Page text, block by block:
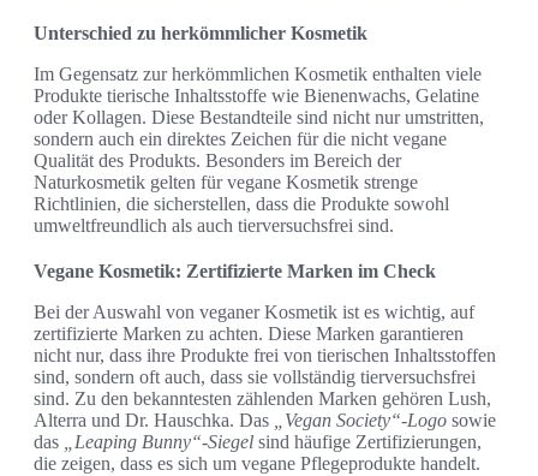
Unterschied zu herkömmlicher Kosmetik
Im Gegensatz zur herkömmlichen Kosmetik enthalten viele
Produkte tierische Inhaltsstoffe wie Bienenwachs, Gelatine
oder Kollagen. Diese Bestandteile sind nicht nur umstritten,
sondern auch ein direktes Zeichen für die nicht vegane
Qualität des Produkts. Besonders im Bereich der
Naturkosmetik gelten für vegane Kosmetik strenge
Richtlinien, die sicherstellen, dass die Produkte sowohl
umweltfreundlich als auch tierversuchsfrei sind.
Vegane Kosmetik: Zertifizierte Marken im Check
Bei der Auswahl von veganer Kosmetik ist es wichtig, auf
zertifizierte Marken zu achten. Diese Marken garantieren
nicht nur, dass ihre Produkte frei von tierischen Inhaltsstoffen
sind, sondern oft auch, dass sie vollständig tierversuchsfrei
sind. Zu den bekanntesten zählenden Marken gehören Lush,
Alterra und Dr. Hauschka. Das
„Vegan Society“-Logo sowie
das
„Leaping Bunny“-Siegel sind häufige Zertifizierungen,
die zeigen, dass es sich um vegane Pflegeprodukte handelt.